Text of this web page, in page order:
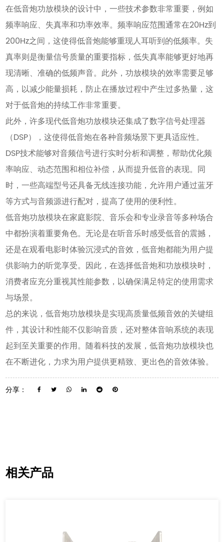
在低音炮功放模块的设计中，一些技术参数非常重要，例如
频率响应、失真率和功率效率。频率响应范围通常在20Hz到
200Hz之间，这使得低音炮能够重现人耳听到的低频率。失
真率则是衡量信号质量的重要指标，低失真率能够更好地再
现清晰、准确的低频声音。此外，功放模块的效率需要足够
高，以减少能量损耗，防止在播放过程中产生过多热量，这
对于低音炮的持续工作非常重要。
此外，许多现代低音炮功放模块还集成了数字信号处理器
（DSP），这使得低音炮在各种音频场景下更具适应性。
DSP技术能够对音频信号进行实时分析和调整，帮助优化频
率响应、动态范围和相位补偿，从而提升低音的表现。同
时，一些高端型号还具备无线连接功能，允许用户通过蓝牙
等方式与音频源进行配对，提高了使用的便利性。
低音炮功放模块在家庭影院、音乐会和专业录音等多种场合
中都扮演着重要角色。无论是在听音乐时感受低音的震撼，
还是在观看电影时体验沉浸式的音效，低音炮都能为用户提
供影响力的听觉享受。因此，在选择低音炮和功放模块时，
消费者应充分重视其性能参数，以确保满足特定的使用需求
与场景。
总的来说，低音炮功放模块是实现高质量低频音效的关键组
件，其设计和性能不仅影响音质，还对整体音响系统的表现
起到至关重要的作用。随着科技的发展，低音炮功放模块也
在不断进化，力求为用户提供更精致、更出色的音效体验。
分享：
相关产品